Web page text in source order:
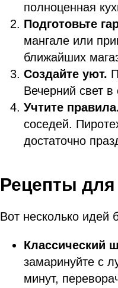
полноценная
Подготовьте
мангале или
ближайших
Создайте уют.
Вечерний свет в
Учтите
соседей.
достаточно
Рецепты для
Вот несколько идей
Классический
замаринуйте с
минут,